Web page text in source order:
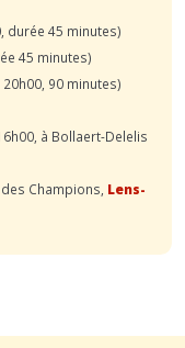
durée 45 minutes)
45 minutes)
20h00, 90 minutes)
à Bollaert-Delelis
Champions, Lens-